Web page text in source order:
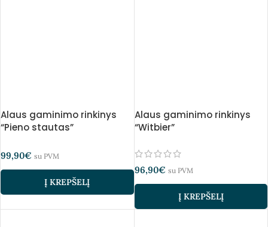
Alaus gaminimo rinkinys
“Pieno stautas”
99,90€ su PVM
Į KREPŠELĮ
Alaus gaminimo rinkinys
“Witbier”
96,90€ su PVM
Į KREPŠELĮ